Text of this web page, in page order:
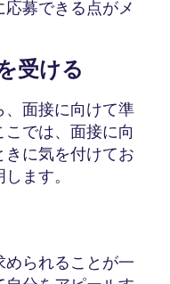
募できる点がメ
受ける
、面接に向けて準
では、面接に向
に気を付けてお
ます。
られることが一